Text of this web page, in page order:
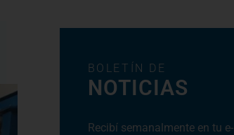
BOLETÍN DE
NOTICIAS
Recibí semanalmente en tu e-